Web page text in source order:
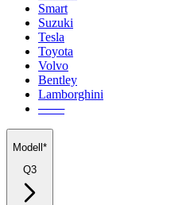
Smart
Suzuki
Tesla
Toyota
Volvo
Bentley
Lamborghini
───
Modell*
Q3